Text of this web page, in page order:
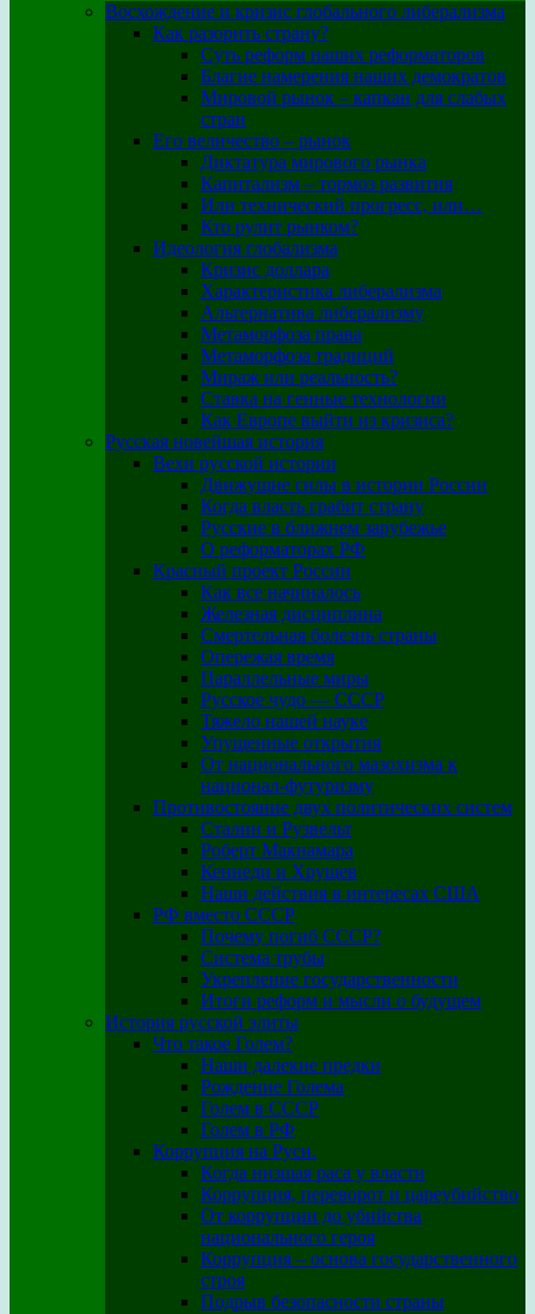
Восхождение и кризис глобального либерализма
Как разорить страну?
Суть реформ наших реформаторов
Благие намерения наших демократов
Мировой рынок – капкан для слабых
стран
Его величество – рынок
Диктатура мирового рынка
Капитализм – тормоз развития
Или технический прогресс, или…
Кто рулит рынком?
Идеология глобализма
Кризис доллара
Характеристика либерализма
Альтернатива либерализму
Метаморфоза права
Метаморфоза традиций
Мираж или реальность?
Ставка на генные технологии
Как Европе выйти из кризиса?
Русская новейшая история
Вехи русской истории
Движущие силы в истории России
Когда власть грабит страну
Русские в ближнем зарубежье
О реформаторах РФ
Красный проект России
Как все начиналось
Железная дисциплина
Смертельная болезнь страны
Опережая время
Параллельные миры
Русское чудо — СССР
Тяжело нашей науке
Упущенные открытия
От национального мазохизма к
национал-футуризму
Противостояние двух политических систем
Сталин и Рузвельт
Роберт Макнамара
Кеннеди и Хрущев
Наши действия в интересах США
РФ вместо СССР
Почему погиб СССР?
Система трубы
Укрепление государственности
Итоги реформ и мысли о будущем
История русской элиты
Что такое Голем?
Наши далекие предки
Рождение Голема
Голем в СССР
Голем в РФ
Коррупция на Руси.
Когда низшая раса у власти
Коррупция, переворот и цареубийство
От коррупции до убийства
национального героя
Коррупция – основа государственного
строя
Подрыв безопасности страны